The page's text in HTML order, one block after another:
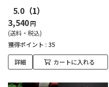
5.0 （1）
3,540円
(送料・税込)
獲得ポイント : 35
詳細 カートに入れる